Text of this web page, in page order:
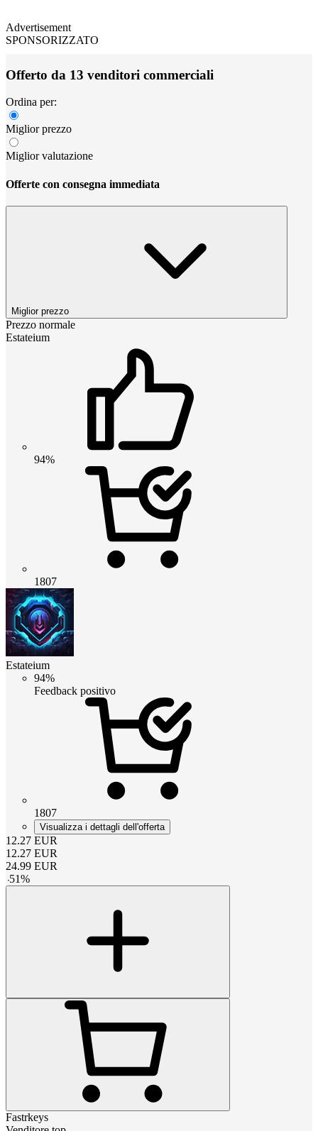
Advertisement
SPONSORIZZATO
Offerto da 13 venditori commerciali
Ordina per:
Miglior prezzo
Miglior valutazione
Offerte con consegna immediata
Miglior prezzo
Prezzo normale
Estateium
94%
1807
Estateium
94%
Feedback positivo
1807
Visualizza i dettagli dell'offerta
12.27 EUR
12.27 EUR
24.99 EUR
-51%
Fastrkeys